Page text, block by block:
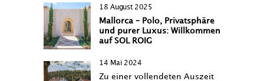
18 August 2025
Mallorca – Polo, Privatsphäre
und purer Luxus: Willkommen
auf SOL ROIG
14 Mai 2024
Zu einer vollendeten Auszeit